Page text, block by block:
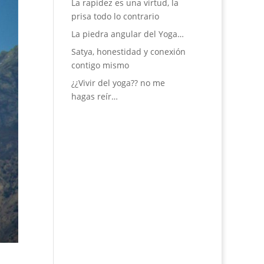
La rapidez es una virtud, la
prisa todo lo contrario
La piedra angular del Yoga…
Satya, honestidad y conexión
contigo mismo
¿¿Vivir del yoga?? no me
hagas reír…